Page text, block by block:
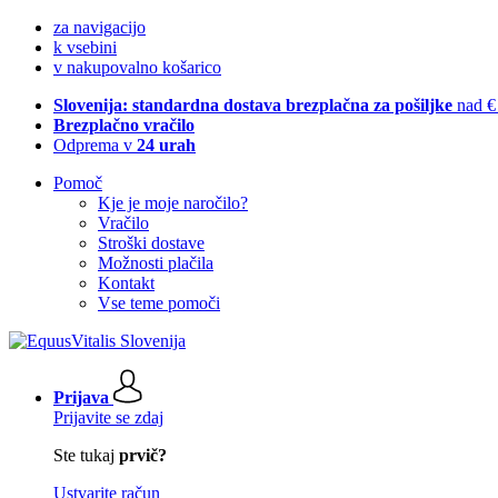
za navigacijo
k vsebini
v nakupovalno košarico
Slovenija: standardna dostava brezplačna za pošiljke nad
Brezplačno vračilo
Odprema v 24 urah
Pomoč
Kje je moje naročilo?
Vračilo
Stroški dostave
Možnosti plačila
Kontakt
Vse teme pomoči
Prijava
Prijavite se zdaj
Ste tukaj prvič?
Ustvarite račun